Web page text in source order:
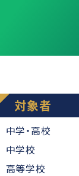
対象者
中学・高校
中学校
高等学校